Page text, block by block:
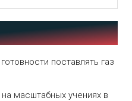
поставлять газ
масштабных учениях в